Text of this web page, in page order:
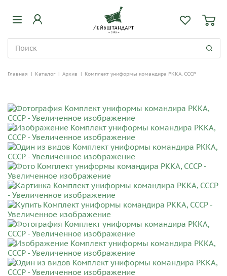
Главная | Каталог | Архив | Комплект униформы командира РККА, СССР